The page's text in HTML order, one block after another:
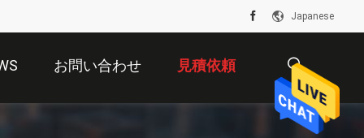
Japanese
お問い合わせ 見積依頼